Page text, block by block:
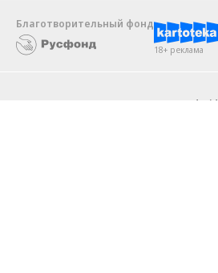
Благотворительный фонд
18+ реклама
Android